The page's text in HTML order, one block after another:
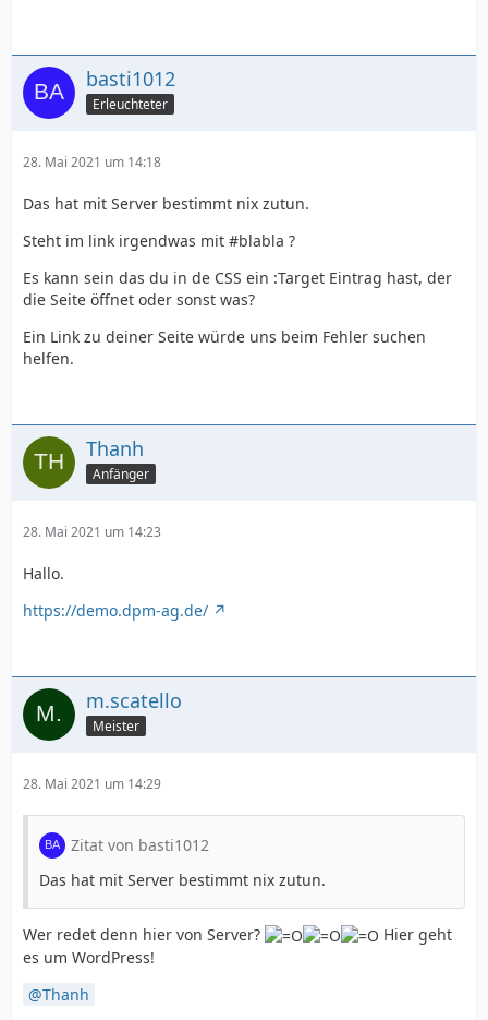
basti1012
Erleuchteter
28. Mai 2021 um 14:18
Das hat mit Server bestimmt nix zutun.
Steht im link irgendwas mit #blabla ?
Es kann sein das du in de CSS ein :Target Eintrag hast, der
die Seite öffnet oder sonst was?
Ein Link zu deiner Seite würde uns beim Fehler suchen
helfen.
Thanh
Anfänger
28. Mai 2021 um 14:23
Hallo.
https://demo.dpm-ag.de/
m.scatello
Meister
28. Mai 2021 um 14:29
Zitat von basti1012
Das hat mit Server bestimmt nix zutun.
Wer redet denn hier von Server?
Hier geht
es um WordPress!
Thanh